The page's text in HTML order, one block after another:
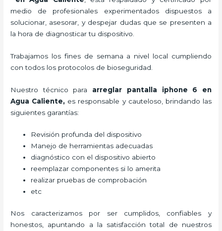
medio de profesionales experimentados dispuestos a
solucionar, asesorar, y despejar dudas que se presenten a
la hora de diagnosticar tu dispositivo.
Trabajamos los fines de semana a nivel local cumpliendo
con todos los protocolos de bioseguridad.
Nuestro técnico para arreglar pantalla iphone 6 en
Agua Caliente, es responsable y cauteloso, brindando las
siguientes garantías:
Revisión profunda del dispositivo
Manejo de herramientas adecuadas
diagnóstico con el dispositivo abierto
reemplazar componentes si lo amerita
realizar pruebas de comprobación
etc
Nos caracterizamos por ser cumplidos, confiables y
honestos, apuntando a la satisfacción total de nuestros